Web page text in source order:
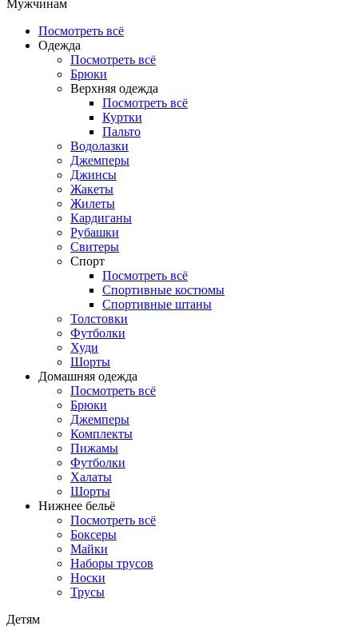
Мужчинам
Посмотреть всё
Одежда
Посмотреть всё
Брюки
Верхняя одежда
Посмотреть всё
Куртки
Пальто
Водолазки
Джемперы
Джинсы
Жакеты
Жилеты
Кардиганы
Рубашки
Свитеры
Спорт
Посмотреть всё
Спортивные костюмы
Спортивные штаны
Толстовки
Футболки
Худи
Шорты
Домашняя одежда
Посмотреть всё
Брюки
Джемперы
Комплекты
Пижамы
Футболки
Халаты
Шорты
Нижнее бельё
Посмотреть всё
Боксеры
Майки
Наборы трусов
Носки
Трусы
Детям